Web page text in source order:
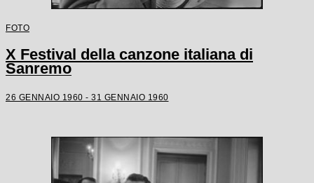
FOTO
X Festival della canzone italiana di
Sanremo
26 GENNAIO 1960 - 31 GENNAIO 1960